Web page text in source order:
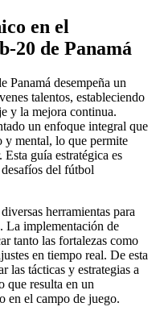
en el
20 de Panamá
Panamá desempeña un
talentos, estableciendo
y la mejora continua.
un enfoque integral que
y mental, lo que permite
guía estratégica es
del fútbol
herramientas para
La implementación de
tanto las fortalezas como
en tiempo real. De esta
las tácticas y estrategias a
que resulta en un
en el campo de juego.